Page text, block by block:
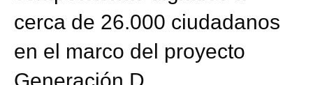
cerca de 26.000 ciudadanos
en el marco del proyecto